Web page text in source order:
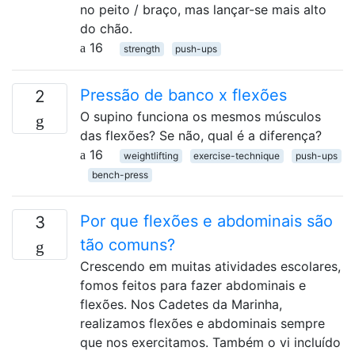
no peito / braço, mas lançar-se mais alto
do chão.
16
strength push-ups
2 Pressão de banco x flexões
O supino funciona os mesmos músculos
das flexões? Se não, qual é a diferença?
16
weightlifting exercise-technique
push-ups
bench-press
3
Por que flexões e abdominais são
tão comuns?
Crescendo em muitas atividades escolares,
fomos feitos para fazer abdominais e
flexões. Nos Cadetes da Marinha,
realizamos flexões e abdominais sempre
que nos exercitamos. Também o vi incluído